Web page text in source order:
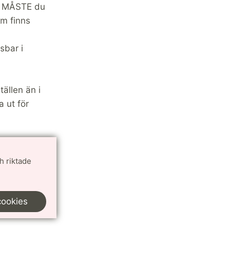
riktade
du
finns
i
än i
ut för